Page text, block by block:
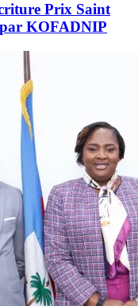
Prix Saint
KOFADNIP